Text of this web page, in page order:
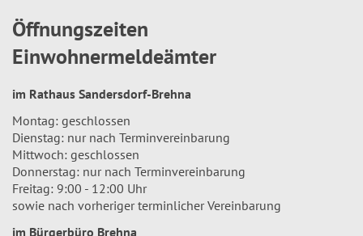
Öffnungszeiten
Einwohnermeldeämter
im Rathaus Sandersdorf-Brehna
Montag: geschlossen
Dienstag: nur nach Terminvereinbarung
Mittwoch: geschlossen
Donnerstag: nur nach Terminvereinbarung
Freitag: 9:00 - 12:00 Uhr
sowie nach vorheriger terminlicher Vereinbarung
im Bürgerbüro Brehna